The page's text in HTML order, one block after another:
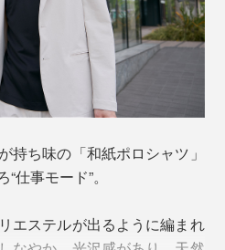
維とポリエステルのハイブリ
になる前の湿気”も吸い込み 、
持ち味の「和紙ポロシャツ」
仕事モード”。
エステルが出るように編まれ